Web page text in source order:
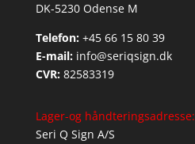
DK-5230 Odense M
Telefon: +45 66 15 80 39
E-mail: info@seriqsign.dk
CVR: 82583319
Lager-og håndteringsadresse:
Seri Q Sign A/S